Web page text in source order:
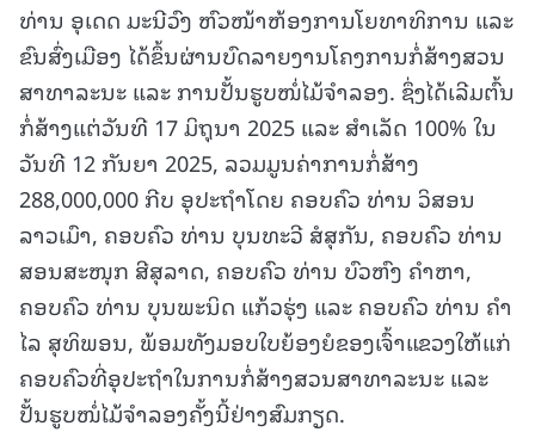
ທ່ານ ອຸເດດ ມະນີວົງ ຫົວໜ້າຫ້ອງການໂຍທາທິການ ແລະ
ຂົນສົ່ງເມືອງ ໄດ້ຂຶ້ນຜ່ານບົດລາຍງານໂຄງການກໍ່ສ້າງສວນ
ສາທາລະນະ ແລະ ການປັ້ນຮູບໜໍ່ໄມ້ຈໍາລອງ. ຊຶ່ງໄດ້ເລີມຕົ້ນ
ກໍ່ສ້າງແຕ່ວັນທີ 17 ມິຖຸນາ 2025 ແລະ ສໍາເລັດ 100% ໃນ
ວັນທີ 12 ກັນຍາ 2025, ລວມມູນຄ່າການກໍ່ສ້າງ
288,000,000 ກີບ ອຸປະຖໍາໂດຍ ຄອບຄົວ ທ່ານ ວິສອນ
ລາວເມົາ, ຄອບຄົວ ທ່ານ ບຸນທະວີ ສໍສຸກັນ, ຄອບຄົວ ທ່ານ
ສອນສະໜຸກ ສີສຸລາດ, ຄອບຄົວ ທ່ານ ບົວຫົງ ຄໍາຫາ,
ຄອບຄົວ ທ່ານ ບຸນພະນິດ ແກ້ວຮຸ່ງ ແລະ ຄອບຄົວ ທ່ານ ຄໍາ
ໄລ ສຸທິພອນ, ພ້ອມທັງມອບໃບຍ້ອງຍໍຂອງເຈົ້າແຂວງໃຫ້ແກ່
ຄອບຄົວທີ່ອຸປະຖໍາໃນການກໍ່ສ້າງສວນສາທາລະນະ ແລະ
ປັ້ນຮູບໜໍ່ໄມ້ຈໍາລອງຄັ້ງນີ້ຢ່າງສົມກຽດ.